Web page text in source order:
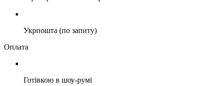
Укрпошта (по запиту)
Оплата
Готівкою в шоу-румі